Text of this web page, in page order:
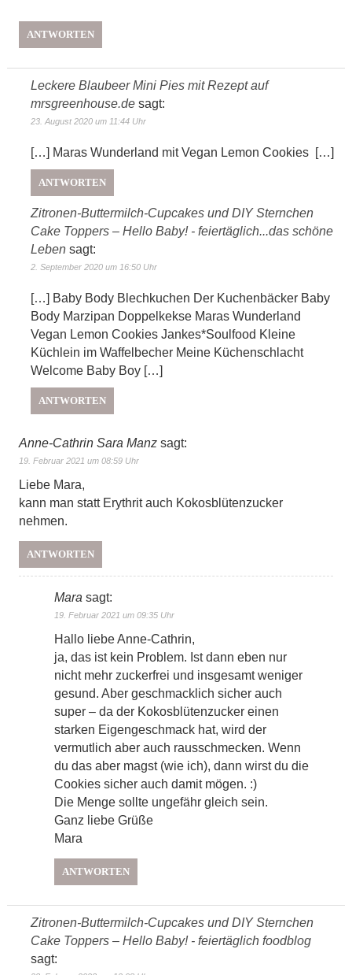
ANTWORTEN
Leckere Blaubeer Mini Pies mit Rezept auf
mrsgreenhouse.de sagt:
23. August 2020 um 11:44 Uhr
[…] Maras Wunderland mit Vegan Lemon Cookies […]
ANTWORTEN
Zitronen-Buttermilch-Cupcakes und DIY Sternchen
Cake Toppers – Hello Baby! - feiertäglich...das schöne
Leben sagt:
2. September 2020 um 16:50 Uhr
[…] Baby Body Blechkuchen Der Kuchenbäcker Baby
Body Marzipan Doppelkekse Maras Wunderland
Vegan Lemon Cookies Jankes*Soulfood Kleine
Küchlein im Waffelbecher Meine Küchenschlacht
Welcome Baby Boy […]
ANTWORTEN
Anne-Cathrin Sara Manz sagt:
19. Februar 2021 um 08:59 Uhr
Liebe Mara,
kann man statt Erythrit auch Kokosblütenzucker
nehmen.
ANTWORTEN
Mara sagt:
19. Februar 2021 um 09:35 Uhr
Hallo liebe Anne-Cathrin,
ja, das ist kein Problem. Ist dann eben nur
nicht mehr zuckerfrei und insgesamt weniger
gesund. Aber geschmacklich sicher auch
super – da der Kokosblütenzucker einen
starken Eigengeschmack hat, wird der
vermutlich aber auch rausschmecken. Wenn
du das aber magst (wie ich), dann wirst du die
Cookies sicher auch damit mögen. :)
Die Menge sollte ungefähr gleich sein.
Ganz liebe Grüße
Mara
ANTWORTEN
Zitronen-Buttermilch-Cupcakes und DIY Sternchen
Cake Toppers – Hello Baby! - feiertäglich foodblog
sagt: